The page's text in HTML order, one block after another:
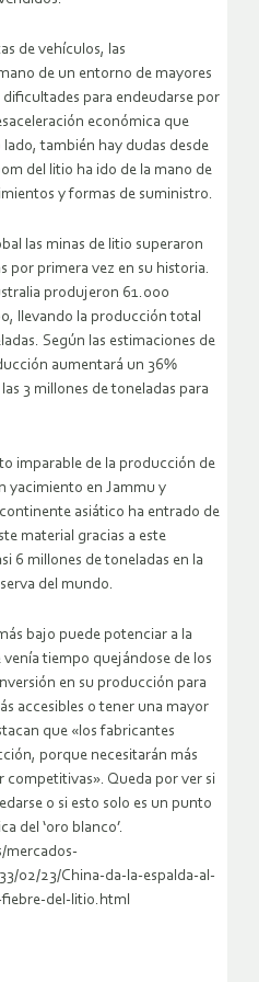
de vehículos, las
de un entorno de mayores
para endeudarse por
económica que
también hay dudas desde
del litio ha ido de la mano de
y formas de suministro.
las minas de litio superaron
por primera vez en su historia.
produjeron 61.000
llevando la producción total
Según las estimaciones de
aumentará un 36%
3 millones de toneladas para
imparable de la producción de
yacimiento en Jammu y
asiático ha entrado de
material gracias a este
6 millones de toneladas en la
del mundo.
bajo puede potenciar a la
tiempo quejándose de los
en su producción para
accesibles o tener una mayor
que «los fabricantes
porque necesitarán más
competitivas». Queda por ver si
o si esto solo es un punto
del ‘oro blanco’.
mercados-
02/23/China-da-la-espalda-al-
del-litio.html